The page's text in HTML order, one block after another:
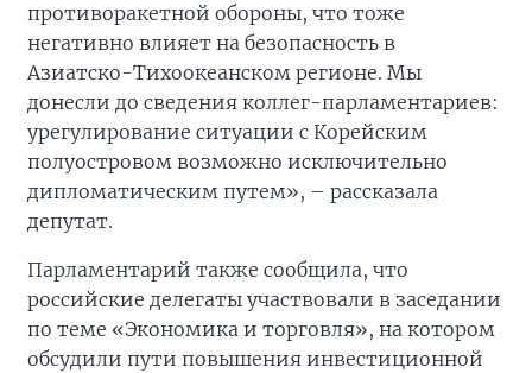
противоракетной обороны, что тоже
негативно влияет на безопасность в
Азиатско-Тихоокеанском регионе. Мы
донесли до сведения коллег-парламентариев:
урегулирование ситуации с Корейским
полуостровом возможно исключительно
дипломатическим путем», – рассказала
депутат.
Парламентарий также сообщила, что
российские делегаты участвовали в заседании
по теме «Экономика и торговля», на котором
обсудили пути повышения инвестиционной